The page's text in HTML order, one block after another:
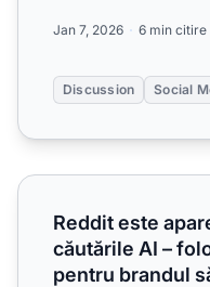
Jan 7, 2026 6 min citire
Discussion Social
Reddit este aparent
Reddit este
căutările AI –
pentru brandul